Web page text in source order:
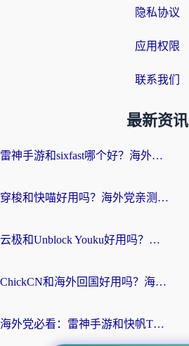
隐私协议
应用权限
联系我们
最新资讯
雷神手游和sixfast哪个好？海外党亲测3款回国加速器，教你选对不踩坑
穿梭和快喵好用吗？海外党亲测：小众加速器对比+番茄加速器深度体验
云极和Unblock Youku好用吗？海外党亲测+2026回国加速器避坑指南
ChickCN和海外回国好用吗？海外党2026亲测：从手游到影音，选对加速器的3个关键
海外党必看：雷神手游和快帆TV版好用吗？3步选对回国加速器不踩坑